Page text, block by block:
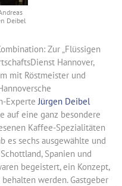
Deibel
Zur „Flüssigen
Hannover,
mit Röstmeister und
ExperteJürgen Deibel
auf eine ganz besondere
Kaffee-Spezialitäten
es sechs ausgewählte und
Spanien und
begeistert, ein Konzept,
werden. Gastgeber